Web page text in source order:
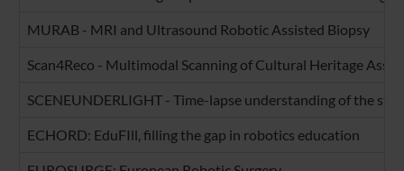
MURAB - MRI and Ultrasound Robotic Assisted Biopsy
Scan4Reco - Multimodal Scanning of Cultural Heritage
SCENEUNDERLIGHT - Time-lapse understanding of the
ECHORD: EduFIll, filling the gap in robotics education